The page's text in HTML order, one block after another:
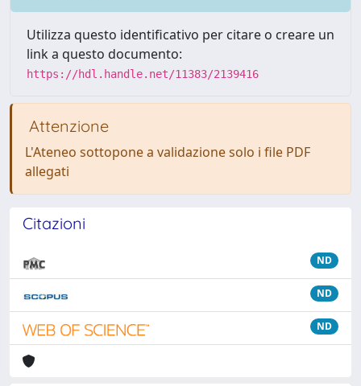
Utilizza questo identificativo per citare o creare un
link a questo documento:
https://hdl.handle.net/11383/2139416
Attenzione
L'Ateneo sottopone a validazione solo i file PDF
allegati
Citazioni
ND
ND
ND